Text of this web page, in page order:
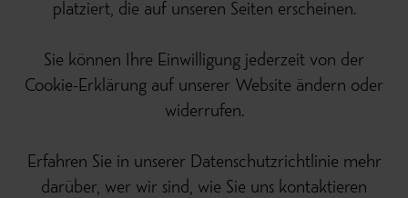
platziert, die auf unseren Seiten erscheinen.
Sie können Ihre Einwilligung jederzeit von der
Cookie-Erklärung auf unserer Website ändern oder
widerrufen.
Erfahren Sie in unserer Datenschutzrichtlinie mehr
darüber, wer wir sind, wie Sie uns kontaktieren